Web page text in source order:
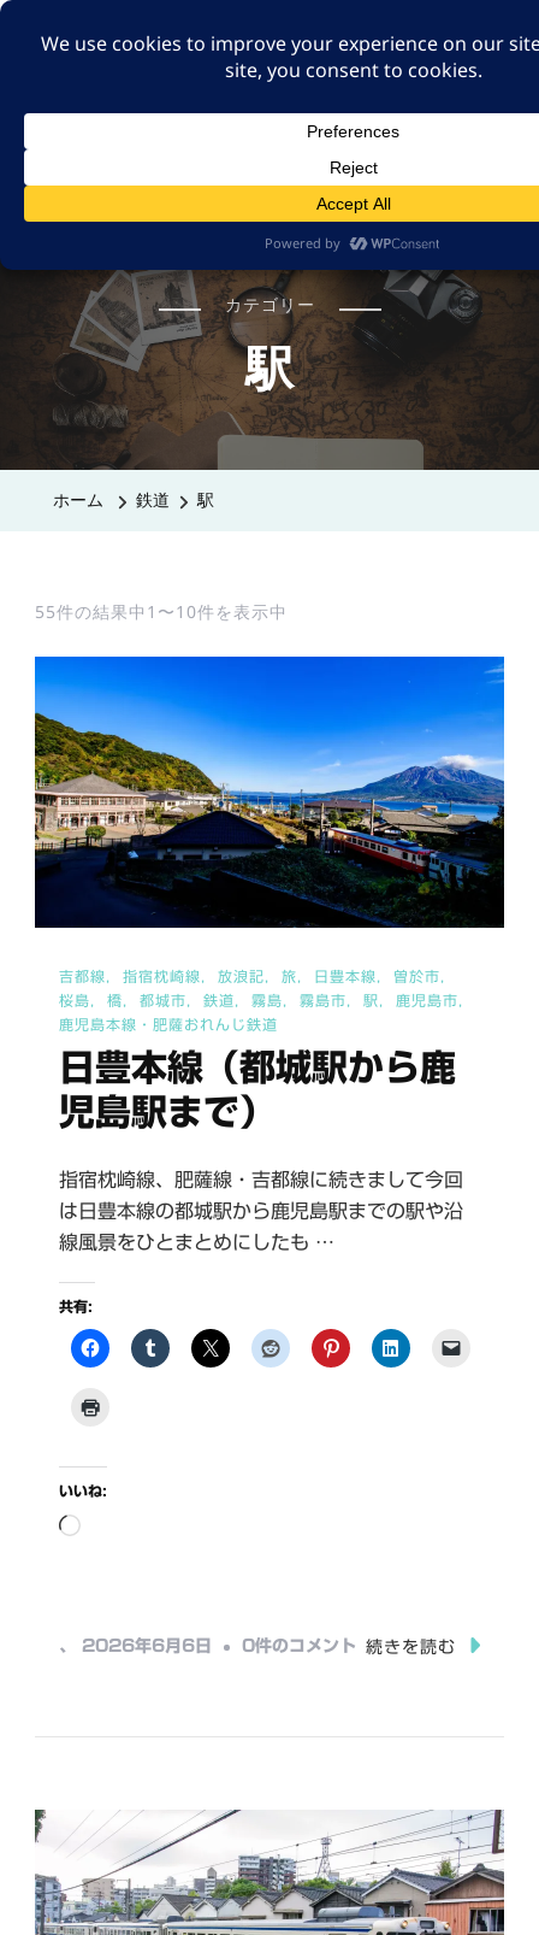
A GUT FEELING 7TH
身近な旅の記録や記憶、たまには思ったことも残そ
カテゴリー
駅
ホーム 鉄道 駅
55件の結果中1〜10件を表示中
吉都線 指宿枕崎線 放浪記 旅 日豊本線
曽於市
桜島
橋 都城市 鉄道 霧島 霧島市 駅
鹿児島市
鹿児島本線・肥薩おれんじ鉄道
日豊本線（都城駅から鹿
児島駅まで）
指宿枕崎線、肥薩線・吉都線に続きまして今回
は日豊本線の都城駅から鹿児島駅までの駅や沿
線風景をひとまとめにしたも …
共有:
いいね:
読
中…
、 2026年6月6日 日
駅
か
ら
0件のコメント 続きを読む